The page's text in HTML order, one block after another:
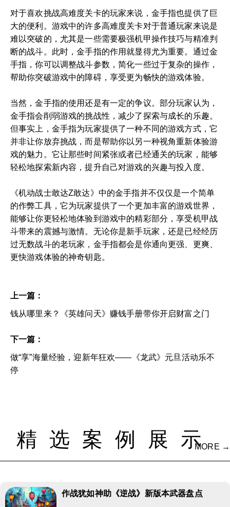
对于喜欢挑战高难度关卡的玩家来说，金手指也提供了巨
大的便利。游戏中的许多高难度关卡对于普通玩家来说是
难以突破的，尤其是一些需要极强机甲操作技巧与精准判
断的战斗。此时，金手指的作用就显得尤为重要。通过金
手指，你可以调整战斗参数，简化一些过于复杂的操作，
帮助你突破游戏中的障碍，享受更为畅快的游戏体验。
当然，金手指的使用还是有一定的争议。部分玩家认为，
金手指会削弱游戏的挑战性，减少了探索与成长的乐趣。
但事实上，金手指为玩家提供了一种不同的游戏方式，它
并非让你放弃挑战，而是帮助你以另一种视角重新体验游
戏的魅力。它让那些时间紧张或者已经通关的玩家，能够
轻松地探索新内容，提升自己对游戏的兴趣与投入度。
《机动战士敢达Z敢达》中的金手指并不仅仅是一个简单
的作弊工具，它为玩家提供了一个更加丰富的游戏世界，
能够让你更轻松地体验到游戏中的精彩部分，享受机甲战
斗带来的震撼与激情。无论你是新手玩家，还是已经经历
过无数战斗的老玩家，金手指都会是你通向更强、更爽、
更快游戏体验的神奇钥匙。
上一篇：
钱从哪里来？《英雄问天》赚钱手册带你开启财富之门
下一篇：
做“享”海量经验，迎新年狂欢——《龙武》元旦活动乐不
停
精选案例展示MORE →
作战犹如神助《逆战》新版本武器盘点